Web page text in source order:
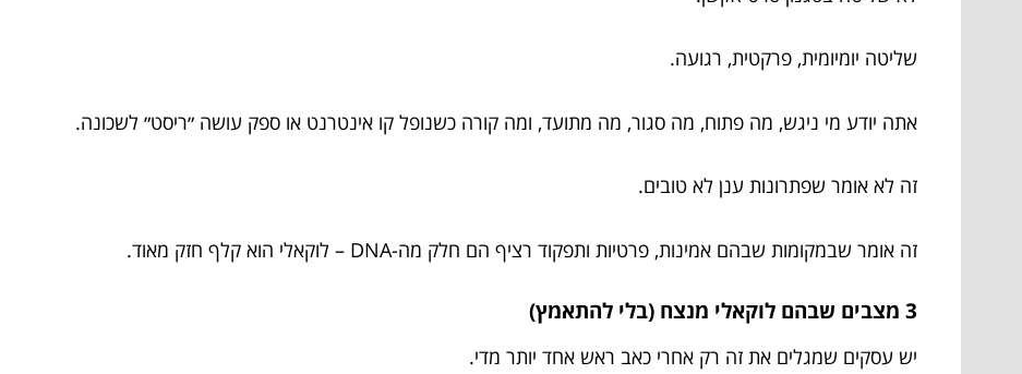
שליטה יומיומית, פרקטית, רגועה.
אתה יודע מי ניגש, מה פתוח, מה סגור, מה מתועד, ומה קורה כשנופל קו אינטרנט או ספק עושה ״ריסט״ לשכונה.
זה לא אומר שפתרונות ענן לא טובים.
זה אומר שבמקומות שבהם אמינות, פרטיות ותפקוד רציף הם חלק מה-DNA – לוקאלי הוא קלף חזק מאוד.
3 מצבים שבהם לוקאלי מנצח (בלי להתאמץ)
יש עסקים שמגלים את זה רק אחרי כאב ראש אחד יותר מדי.